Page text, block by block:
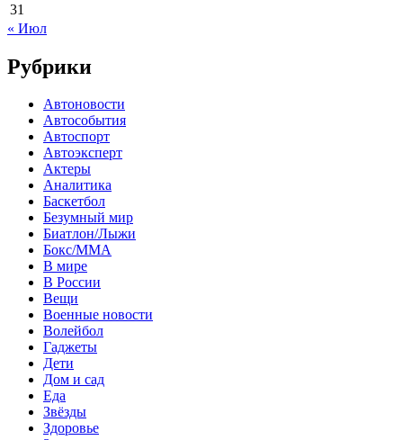
31
« Июл
Рубрики
Автоновости
Автособытия
Автоспорт
Автоэксперт
Актеры
Аналитика
Баскетбол
Безумный мир
Биатлон/Лыжи
Бокс/MMA
В мире
В России
Вещи
Военные новости
Волейбол
Гаджеты
Дети
Дом и сад
Еда
Звёзды
Здоровье